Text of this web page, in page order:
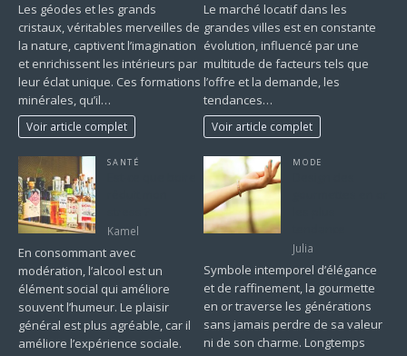
Les géodes et les grands
cristaux, véritables merveilles de
la nature, captivent l’imagination
et enrichissent les intérieurs par
leur éclat unique. Ces formations
minérales, qu’il…
Voir article complet
Le marché locatif dans les
grandes villes est en constante
évolution, influencé par une
multitude de facteurs tels que
l’offre et la demande, les
tendances…
Voir article complet
SANTÉ
Kamel
En consommant avec
modération, l’alcool est un
élément social qui améliore
souvent l’humeur. Le plaisir
général est plus agréable, car il
améliore l’expérience sociale.
MODE
Julia
Symbole intemporel d’élégance
et de raffinement, la gourmette
en or traverse les générations
sans jamais perdre de sa valeur
ni de son charme. Longtemps